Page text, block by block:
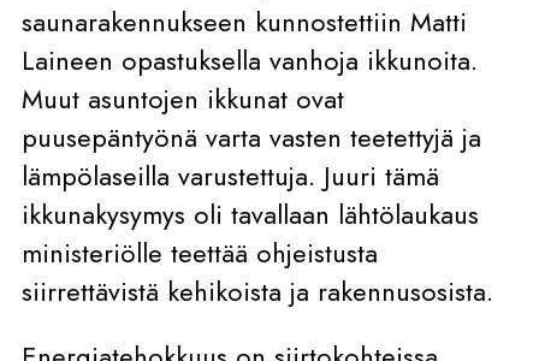
saunarakennukseen kunnostettiin Matti
Laineen opastuksella vanhoja ikkunoita.
Muut asuntojen ikkunat ovat
puusepäntyönä varta vasten teetettyjä ja
lämpölaseilla varustettuja. Juuri tämä
ikkunakysymys oli tavallaan lähtölaukaus
ministeriölle teettää ohjeistusta
siirrettävistä kehikoista ja rakennusosista.